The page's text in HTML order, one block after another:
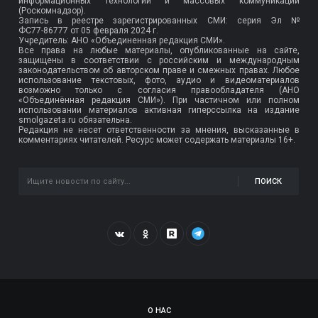
(Роскомнадзор).
Запись в реестре зарегистрированных СМИ: серия Эл №
ФС77-86777 от 05 февраля 2024 г.
Учредитель: АНО «Объединенная редакция СМИ».
Все права на любые материалы, опубликованные на сайте,
защищены в соответствии с российским и международным
законодательством об авторском праве и смежных правах. Любое
использование текстовых, фото, аудио и видеоматериалов
возможно только с согласия правообладателя (АНО
«Объединённая редакция СМИ»). При частичном или полном
использовании материалов активная гиперссылка на издание
smolgazeta.ru обязательна.
Редакция не несет ответственности за мнения, высказанные в
комментариях читателей. Ресурс может содержать материалы 16+.
ПОИСК
О НАС